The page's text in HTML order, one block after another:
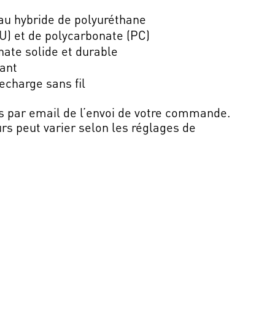
hybride de polyuréthane
et de polycarbonate (PC)
solide et durable
sans fil
par email de l’envoi de votre commande.
peut varier selon les réglages de